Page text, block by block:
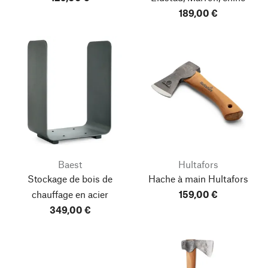
189,00 €
Baest
Stockage de bois de
chauffage en acier
349,00 €
Hultafors
Hache à main Hultafors
159,00 €